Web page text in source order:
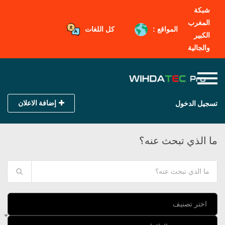
شبكة
المغرب
الكبير
والجالية
المواقع : كل اللغات
تسجيل الدخول إضافة الاعلان
ما الذي تبحث عنه؟
اختر تصنيف